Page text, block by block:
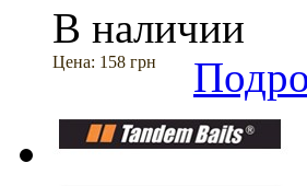
В наличии
Цена: 158 грн